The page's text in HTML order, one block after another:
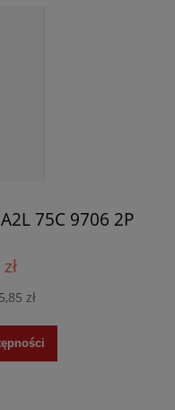
75C 9706 2P
zł